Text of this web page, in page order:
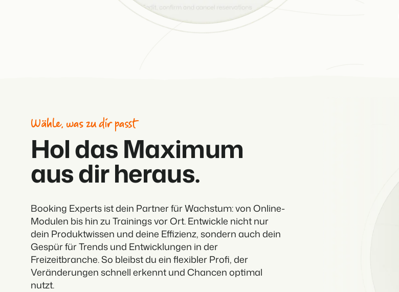
Wähle, was zu dir passt
Hol das Maximum
aus dir heraus.
Booking Experts ist dein Partner für Wachstum: von Online-
Modulen bis hin zu Trainings vor Ort. Entwickle nicht nur
dein Produktwissen und deine Effizienz, sondern auch dein
Gespür für Trends und Entwicklungen in der
Freizeitbranche. So bleibst du ein flexibler Profi, der
Veränderungen schnell erkennt und Chancen optimal
nutzt.